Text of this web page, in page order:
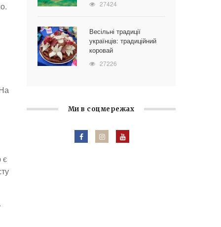
є
27424
Весільні традиції
українців: традиційний
коровай
27226
Ми в соцмережах